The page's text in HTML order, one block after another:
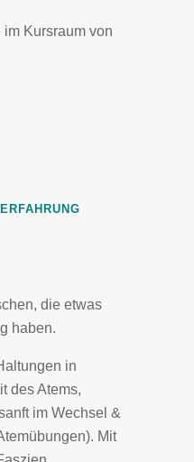
die etwas
haben.
in
des Atems,
im Wechsel &
Mit